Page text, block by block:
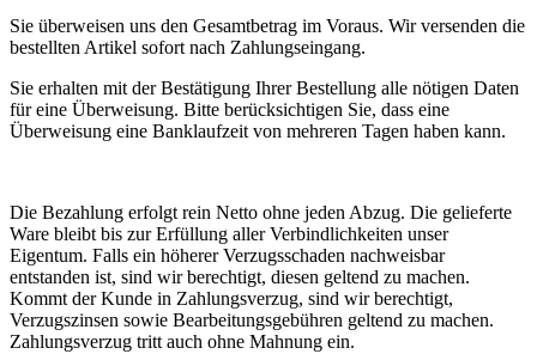
Sie überweisen uns den Gesamtbetrag im Voraus. Wir versenden die
bestellten Artikel sofort nach Zahlungseingang.
Sie erhalten mit der Bestätigung Ihrer Bestellung alle nötigen Daten
für eine Überweisung. Bitte berücksichtigen Sie, dass eine
Überweisung eine Banklaufzeit von mehreren Tagen haben kann.
Die Bezahlung erfolgt rein Netto ohne jeden Abzug. Die gelieferte
Ware bleibt bis zur Erfüllung aller Verbindlichkeiten unser
Eigentum. Falls ein höherer Verzugsschaden nachweisbar
entstanden ist, sind wir berechtigt, diesen geltend zu machen.
Kommt der Kunde in Zahlungsverzug, sind wir berechtigt,
Verzugszinsen sowie Bearbeitungsgebühren geltend zu machen.
Zahlungsverzug tritt auch ohne Mahnung ein.